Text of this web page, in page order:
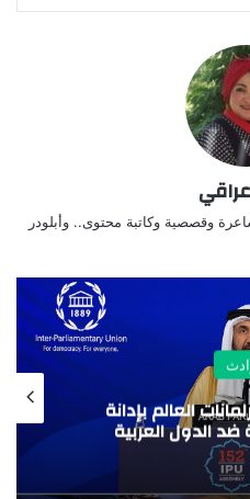
وقصصية وكاتبة محتوى.. وأبلودر
بإدانة
العربية